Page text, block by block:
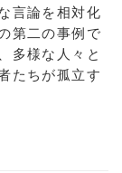
言論を相対化
第二の事例で
多様な人々と
たちが孤立す